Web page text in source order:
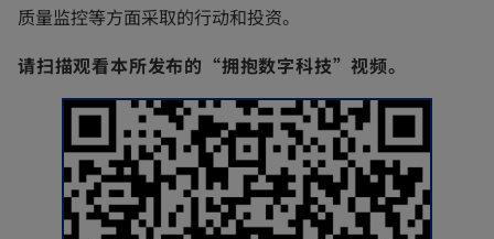
质量监控等方面采取的行动和投资。
请扫描观看本所发布的“拥抱数字科技”视频。